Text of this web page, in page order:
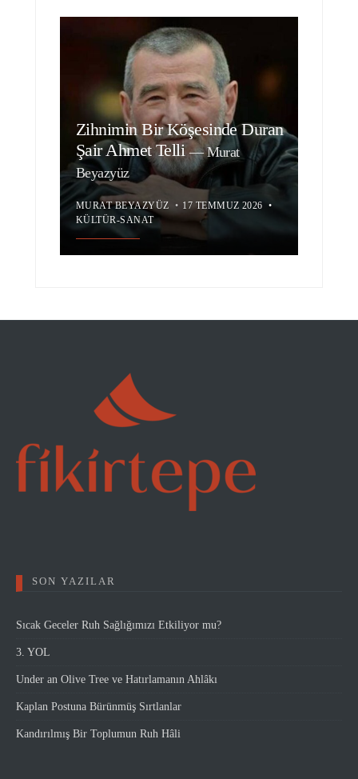
Zihnimin Bir Köşesinde Duran
Şair Ahmet Telli—Murat
Beyazyüz
MURAT BEYAZYÜZ • 17 TEMMUZ 2026 •
KÜLTÜR-SANAT
SON YAZILAR
Sıcak Geceler Ruh Sağlığımızı Etkiliyor mu?
3. YOL
Under an Olive Tree ve Hatırlamanın Ahlâkı
Kaplan Postuna Bürünmüş Sırtlanlar
Kandırılmış Bir Toplumun Ruh Hâli